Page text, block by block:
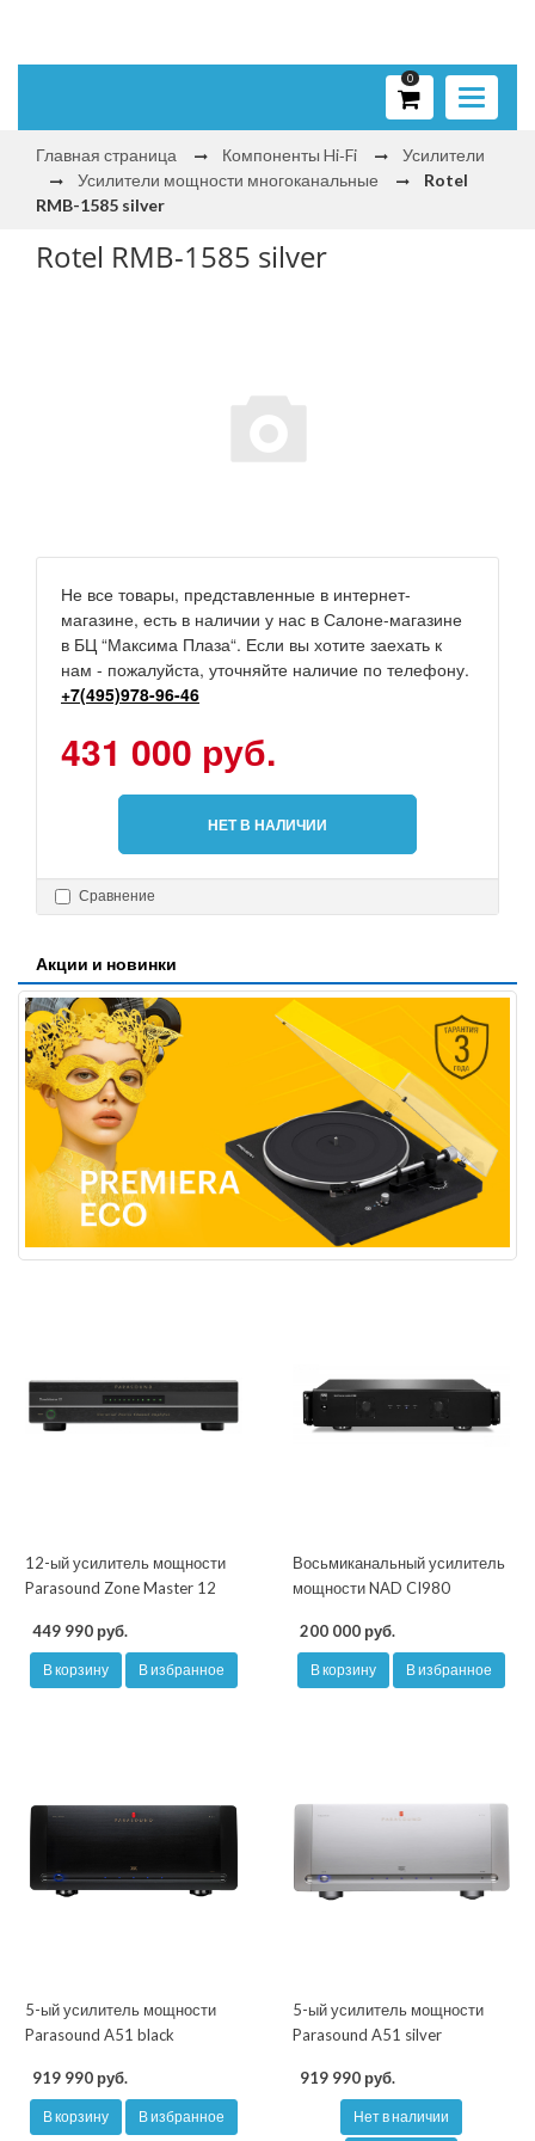
Toggle
0
Главная страница Компоненты Hi‑Fi
Усилители
Усилители мощности многоканальные
Rotel
RMB-1585 silver
Rotel RMB-1585 silver
Не все товары, представленные в интернет-
магазине, есть в наличии у нас в Салоне-магазине
в БЦ “Максима Плаза“. Если вы хотите заехать к
нам - пожалуйста, уточняйте наличие по телефону.
+7(495)978-96-46
431 000 руб.
НЕТ В НАЛИЧИИ
Сравнение
Акции и новинки
12-ый усилитель мощности
Parasound Zone Master 12
449 990 руб.
В корзину В избранное
Восьмиканальный усилитель
мощности NAD CI980
200 000 руб.
В корзину В избранное
5-ый усилитель мощности
Parasound A51 black
919 990 руб.
В корзину В избранное
5-ый усилитель мощности
Parasound A51 silver
919 990 руб.
Нет в наличии